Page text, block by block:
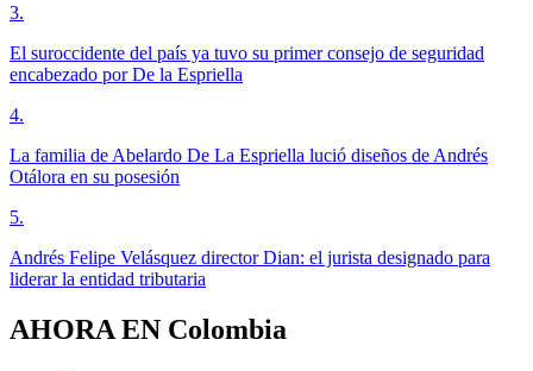
3.
El suroccidente del país ya tuvo su primer consejo de seguridad
encabezado por De la Espriella
4.
La familia de Abelardo De La Espriella lució diseños de Andrés
Otálora en su posesión
5.
Andrés Felipe Velásquez director Dian: el jurista designado para
liderar la entidad tributaria
AHORA EN Colombia